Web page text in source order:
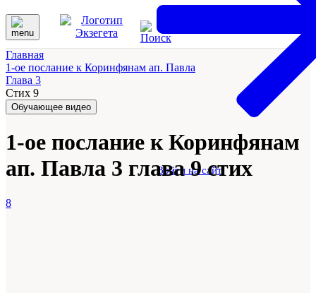
Войти на сайт
Главная
1-ое послание к Коринфянам ап. Павла
Глава 3
Стих 9
Обучающее видео
1-ое послание к Коринфянам
ап. Павла 3 глава 9 стих
8